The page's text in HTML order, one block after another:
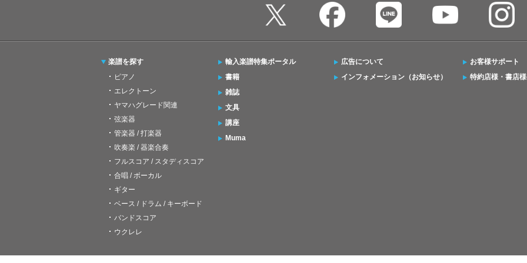
楽譜を探す
ピアノ
エレクトーン
ヤマハグレード関連
弦楽器
管楽器 / 打楽器
吹奏楽 / 器楽合奏
フルスコア / スタディスコア
合唱 / ボーカル
ギター
ベース / ドラム / キーボード
バンドスコア
ウクレレ
輸入楽譜特集ポータル
書籍
雑誌
文具
講座
Muma
広告について
インフォメーション（お知らせ）
お客様サポート
特約店様・書店